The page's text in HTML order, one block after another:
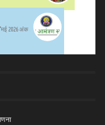
2026 अंक